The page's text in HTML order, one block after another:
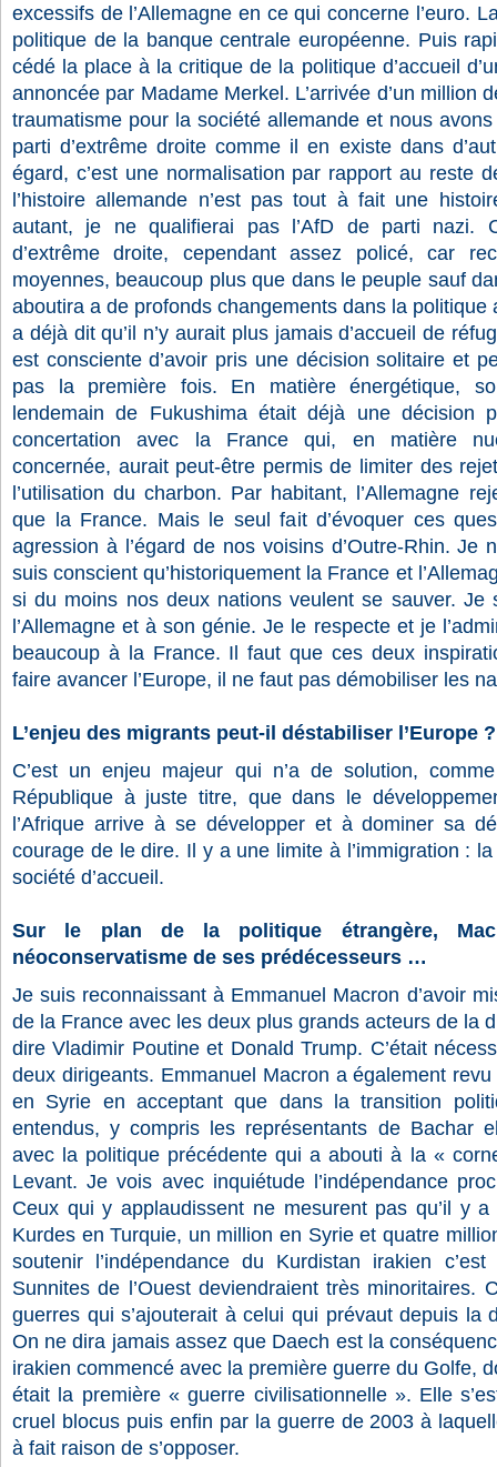
excessifs de l’Allemagne en ce qui concerne l’euro.
politique de la banque centrale européenne. Puis
cédé la place à la critique de la politique d’accueil
annoncée par Madame Merkel. L’arrivée d’un million
traumatisme pour la société allemande et nous avons
parti d’extrême droite comme il en existe dans
égard, c’est une normalisation par rapport au reste
l’histoire allemande n’est pas tout à fait une
autant, je ne qualifierai pas l’AfD de parti nazi.
d’extrême droite, cependant assez policé, car
moyennes, beaucoup plus que dans le peuple sauf
aboutira a de profonds changements dans la politique
a déjà dit qu’il n’y aurait plus jamais d’accueil de
est consciente d’avoir pris une décision solitaire et
pas la première fois. En matière énergétique,
lendemain de Fukushima était déjà une décision
concertation avec la France qui, en matière
concernée, aurait peut-être permis de limiter des
l’utilisation du charbon. Par habitant, l’Allemagne
que la France. Mais le seul fait d’évoquer ces
agression à l’égard de nos voisins d’Outre-Rhin. Je
suis conscient qu’historiquement la France et
si du moins nos deux nations veulent se sauver. Je
l’Allemagne et à son génie. Je le respecte et je
beaucoup à la France. Il faut que ces deux
faire avancer l’Europe, il ne faut pas démobiliser les
L’enjeu des migrants peut-il déstabiliser l’Europe
C’est un enjeu majeur qui n’a de solution,
République à juste titre, que dans le
l’Afrique arrive à se développer et à dominer sa
courage de le dire. Il y a une limite à l’immigration :
société d’accueil.
Sur le plan de la politique étrangère,
néoconservatisme de ses prédécesseurs …
Je suis reconnaissant à Emmanuel Macron d’avoir
de la France avec les deux plus grands acteurs de la
dire Vladimir Poutine et Donald Trump. C’était
deux dirigeants. Emmanuel Macron a également
en Syrie en acceptant que dans la transition
entendus, y compris les représentants de Bachar
avec la politique précédente qui a abouti à la «
Levant. Je vois avec inquiétude l’indépendance
Ceux qui y applaudissent ne mesurent pas qu’il y
Kurdes en Turquie, un million en Syrie et quatre
soutenir l’indépendance du Kurdistan irakien
Sunnites de l’Ouest deviendraient très minoritaires.
guerres qui s’ajouterait à celui qui prévaut depuis la
On ne dira jamais assez que Daech est la
irakien commencé avec la première guerre du Golfe,
était la première « guerre civilisationnelle ». Elle
cruel blocus puis enfin par la guerre de 2003 à
à fait raison de s’opposer.